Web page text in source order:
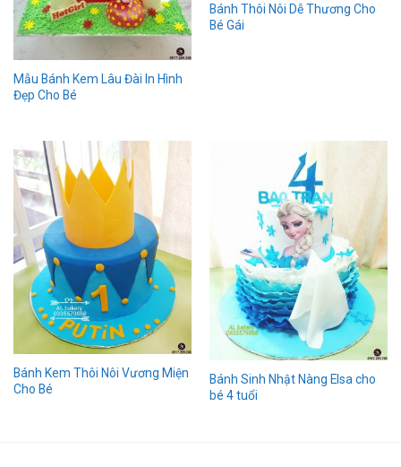
Mẫu Bánh Kem Lâu Đài In Hình
Đẹp Cho Bé
Bánh Thôi Nôi Dễ Thương Cho
Bé Gái
Bánh Kem Thôi Nôi Vương Miện
Cho Bé
Bánh Sinh Nhật Nàng Elsa cho
bé 4 tuổi